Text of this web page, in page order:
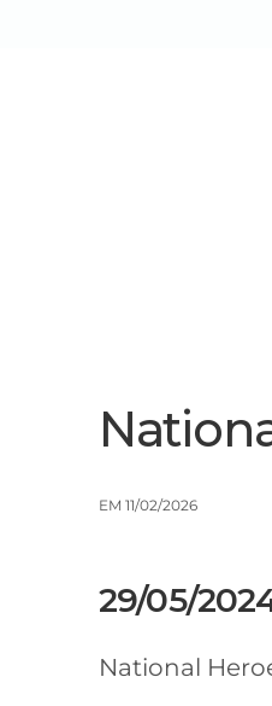
EM 11/02/2026
29/05/
National